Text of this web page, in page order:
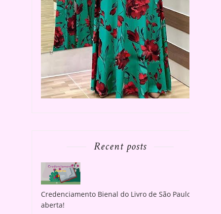
Recent posts
Credenciamento Bienal do Livro de São Paulo
aberta!